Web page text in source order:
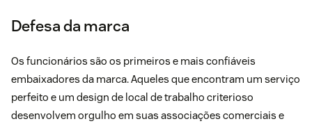
Defesa da marca
Os funcionários são os primeiros e mais confiáveis ​​
embaixadores da marca. Aqueles que encontram um serviço
perfeito e um design de local de trabalho criterioso
desenvolvem orgulho em suas associações comerciais e